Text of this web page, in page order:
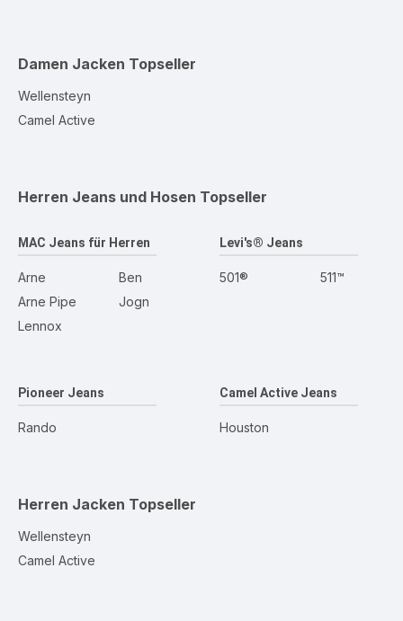
Damen Jacken Topseller
Wellensteyn
Camel Active
Herren Jeans und Hosen Topseller
MAC Jeans für Herren
Arne
Arne Pipe
Lennox
Ben
Jogn
Levi's® Jeans
501® 511™
Pioneer Jeans
Rando
Camel Active Jeans
Houston
Herren Jacken Topseller
Wellensteyn
Camel Active